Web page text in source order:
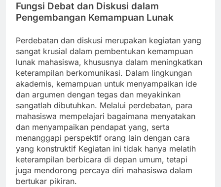
Fungsi Debat dan Diskusi dalam
Pengembangan Kemampuan Lunak
Perdebatan dan diskusi merupakan kegiatan yang
sangat krusial dalam pembentukan kemampuan
lunak mahasiswa, khususnya dalam meningkatkan
keterampilan berkomunikasi. Dalam lingkungan
akademis, kemampuan untuk menyampaikan ide
dan argumen dengan tegas dan meyakinkan
sangatlah dibutuhkan. Melalui perdebatan, para
mahasiswa mempelajari bagaimana menyatakan
dan menyampaikan pendapat yang, serta
menanggapi perspektif orang lain dengan cara
yang konstruktif Kegiatan ini tidak hanya melatih
keterampilan berbicara di depan umum, tetapi
juga mendorong percaya diri mahasiswa dalam
bertukar pikiran.